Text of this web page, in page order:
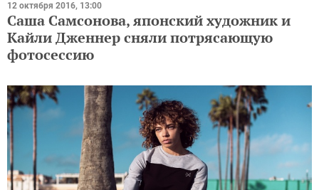
12 октября 2016, 13:00
Саша Самсонова, японский художник и
Кайли Дженнер сняли потрясающую
фотосессию